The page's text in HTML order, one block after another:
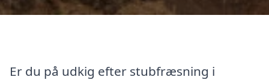
Er du på udkig efter stubfræsning i